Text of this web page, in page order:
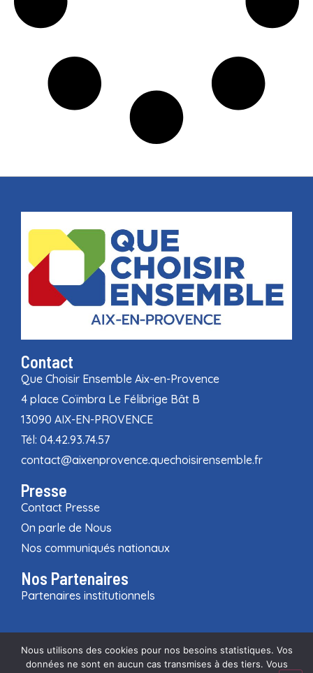
Contact
Que Choisir Ensemble Aix-en-Provence
4 place Coïmbra Le Félibrige Bât B
13090 AIX-EN-PROVENCE
Tél: 04.42.93.74.57
contact@aixenprovence.quechoisirensemble.fr
Presse
Contact Presse
On parle de Nous
Nos communiqués nationaux
Nos Partenaires
Partenaires institutionnels
Nous utilisons des cookies pour nos besoins statistiques. Vos
données ne sont en aucun cas transmises à des tiers. Vous